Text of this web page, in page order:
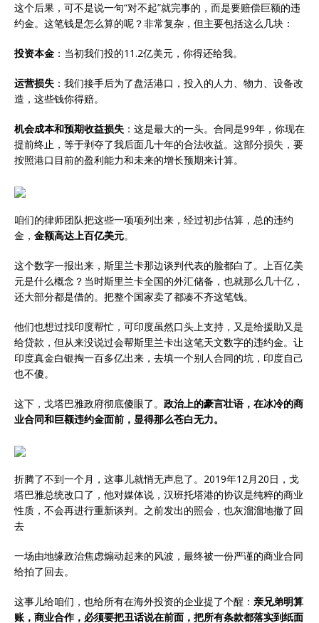
这个后果，可不是说一句“对不起”就完事的，而是要赔偿巨额的违
约金。这笔钱是怎么算的呢？非常复杂，但主要包括这么几块：
投资本金 ：当初我们投的11.2亿美元，你得还给我。
运营损失 ：我们接手后为了盘活港口，投入的人力、物力、设备改
造，这些钱你得赔。
机会成本和预期收益损失 ：这是最大的一头。合同是99年，你现在
提前终止，等于剥夺了我后面几十年的合法收益。这部分损失，要
按照港口目前的盈利能力和未来的增长预期来计算。
咱们的律师团队把这些一项项列出来，经过初步估算，总的违约
金， 金额高达上百亿美元。
这个数字一报出来，斯里兰卡那边谈判代表的脸都白了。上百亿美
元是什么概念？当时斯里兰卡全国的外汇储备，也就那么几十亿，
还大部分都是借的。把整个国家卖了都凑不齐这笔钱。
他们也想过找印度帮忙，可印度虽然口头上支持，又是给援助又是
给贷款，但从来没说过会帮斯里兰卡出这笔天文数字的违约金。让
印度真金白银掏一百多亿出来，去填一个别人合同的坑，印度自己
也不傻。
这下，戈塔巴雅政府彻底傻眼了。 政治上的豪言壮语，在冰冷的商
业合同和巨额违约金面前，显得那么苍白无力。
折腾了不到一个月，这事儿就悄无声息了。2019年12月20日，戈
塔巴雅总统改口了，他对媒体说，汉班托塔港的协议是纯粹的商业
性质，不会再进行重新谈判。之前发出的照会，也灰溜溜地撤了回
去
一场由地缘政治焦虑煽动起来的风波，最终被一份严谨的商业合同
给拍了回去。
这事儿给咱们，也给所有在海外投资的企业提了个醒： 亲兄弟明算
账，商业合作，必须要把丑话说在前面，把所有条款都落实到纸面